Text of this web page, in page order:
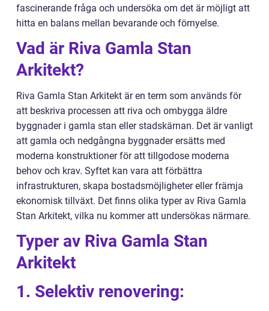
fascinerande fråga och undersöka om det är möjligt att
hitta en balans mellan bevarande och förnyelse.
Vad är Riva Gamla Stan
Arkitekt?
Riva Gamla Stan Arkitekt är en term som används för
att beskriva processen att riva och ombygga äldre
byggnader i gamla stan eller stadskärnan. Det är vanligt
att gamla och nedgångna byggnader ersätts med
moderna konstruktioner för att tillgodose moderna
behov och krav. Syftet kan vara att förbättra
infrastrukturen, skapa bostadsmöjligheter eller främja
ekonomisk tillväxt. Det finns olika typer av Riva Gamla
Stan Arkitekt, vilka nu kommer att undersökas närmare.
Typer av Riva Gamla Stan
Arkitekt
1. Selektiv renovering: